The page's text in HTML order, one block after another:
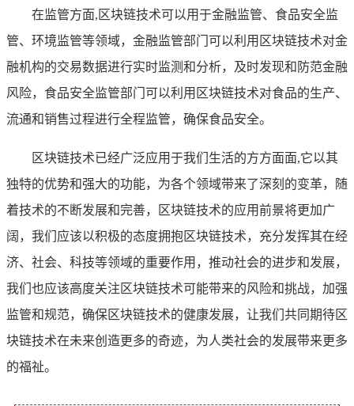
在监管方面,区块链技术可以用于金融监管、食品安全监
管、环境监管等领域，金融监管部门可以利用区块链技术对金
融机构的交易数据进行实时监测和分析，及时发现和防范金融
风险，食品安全监管部门可以利用区块链技术对食品的生产、
流通和销售过程进行全程监管，确保食品安全。
区块链技术已经广泛应用于我们生活的方方面面,它以其
独特的优势和强大的功能，为各个领域带来了深刻的变革，随
着技术的不断发展和完善，区块链技术的应用前景将更加广
阔，我们应该以积极的态度拥抱区块链技术，充分发挥其在经
济、社会、科技等领域的重要作用，推动社会的进步和发展，
我们也应该高度关注区块链技术可能带来的风险和挑战，加强
监管和规范，确保区块链技术的健康发展，让我们共同期待区
块链技术在未来创造更多的奇迹，为人类社会的发展带来更多
的福祉。